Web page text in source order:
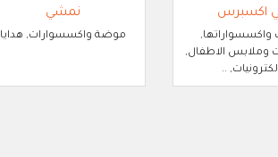
اكسبرس
واكسسواراتها,
وملابس الاطفال,
..
نمشي
موضة واكسسوارات, هدايا